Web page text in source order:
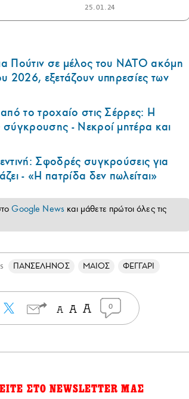
25.01.24
Πούτιν σε μέλος του ΝΑΤΟ ακόμη
2026, εξετάζουν υπηρεσίες των
το τροχαίο στις Σέρρες: Η
- Νεκροί μητέρα και
Σφοδρές συγκρούσεις για
- «Η πατρίδα δεν πωλείται»
Google News και μάθετε πρώτοι όλες τις
ΠΑΝΣΕΛΗΝΟΣ ΜΑΙΟΣ ΦΕΓΓΑΡΙ
0
ΣΤΟ NEWSLETTER ΜΑΣ